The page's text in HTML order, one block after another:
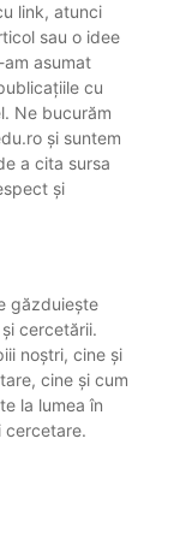
link, atunci
sau o idee
asumat
cu
Ne bucurăm
și suntem
a cita sursa
și
găzduiește
cercetării.
noștri, cine și
cine și cum
la lumea în
cercetare.